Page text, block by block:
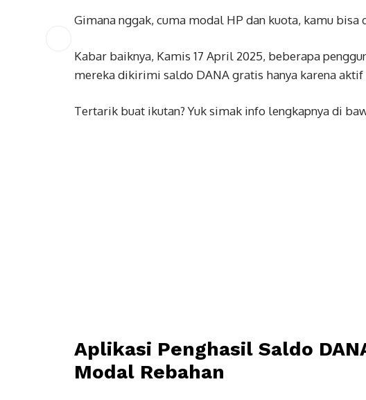
Gimana nggak, cuma modal HP dan kuota, kamu
Kabar baiknya, Kamis 17 April 2025, beberapa
mereka dikirimi saldo DANA gratis hanya karena
Tertarik buat ikutan? Yuk simak info lengkapnya di
Aplikasi Penghasil Saldo
Modal Rebahan